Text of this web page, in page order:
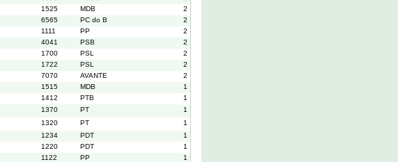
1525 MDB
2
6565 PC do B
2
1111 PP
2
4041 PSB
2
1700 PSL
2
1722 PSL
2
7070 AVANTE
2
1515 MDB
1
1412 PTB
1
1370 PT
1
1320 PT
1
1234 PDT
1
1220 PDT
1
1122 PP
1